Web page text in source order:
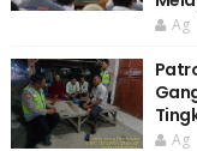
Ag
Ag